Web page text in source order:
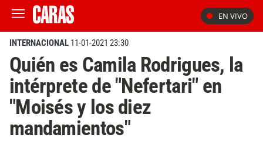
EN VIVO
INTERNACIONAL 11-01-2021 23:30
Quién es Camila Rodrigues, la
intérprete de "Nefertari" en
"Moisés y los diez
mandamientos"